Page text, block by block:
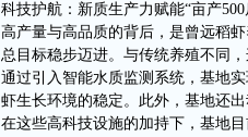
科技护航：新质生产力赋能“亩产500
高产量与高品质的背后，是曾远稻
总目标稳步迈进。与传统养殖不同，
通过引入智能水质监测系统，基地
虾生长环境的稳定。此外，基地还
在这些高科技设施的加持下，基地